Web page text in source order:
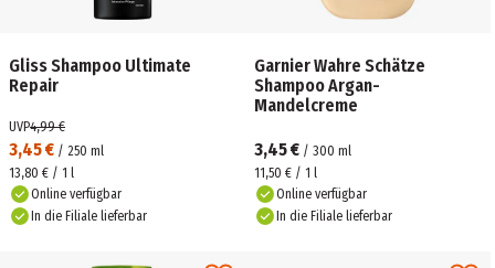
Gliss Shampoo Ultimate
Repair
3,45 € / 250 ml
UVP4,99 €
13,80 € / 1 l
Online verfügbar
In die Filiale lieferbar
Garnier Wahre Schätze
Shampoo Argan-
Mandelcreme
3,45 € / 300 ml
11,50 € / 1 l
Online verfügbar
In die Filiale lieferbar